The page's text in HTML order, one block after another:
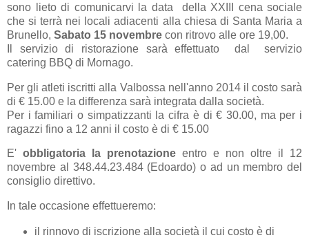
sono lieto di comunicarvi la data della XXIII cena sociale
che si terrà nei locali adiacenti alla chiesa di Santa Maria a
Brunello, Sabato 15 novembre con ritrovo alle ore 19,00.
Il servizio di ristorazione sarà effettuato dal servizio
catering BBQ di Mornago.
Per gli atleti iscritti alla Valbossa nell'anno 2014 il costo sarà
di € 15.00 e la differenza sarà integrata dalla società.
Per i familiari o simpatizzanti la cifra è di € 30.00, ma per i
ragazzi fino a 12 anni il costo è di € 15.00
E' obbligatoria la prenotazione entro e non oltre il 12
novembre al 348.44.23.484 (Edoardo) o ad un membro del
consiglio direttivo.
In tale occasione effettueremo:
il rinnovo di iscrizione alla società il cui costo è di